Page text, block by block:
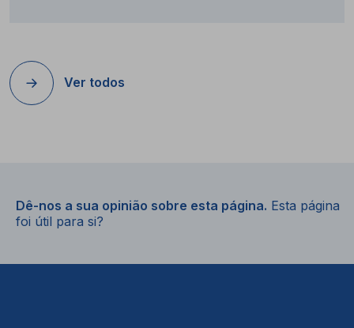
Ver todos
Dê-nos a sua opinião sobre esta página. Esta página
foi útil para si?